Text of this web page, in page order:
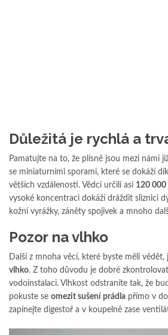
Důležitá je rychlá a
Pamatujte na to, že plísně jsou mezi námi
se miniaturními sporami, které se dokáží
větších vzdáleností. Vědci určili asi 120
vysoké koncentraci dokáží dráždit sliznici
kožní vyrážky, záněty spojivek a mnoho
Pozor na vlhko
Další z mnoha věcí, které byste měli vědět,
vlhko. Z toho důvodu je dobré
vodoinstalaci. Vlhkost odstraníte tak, že
pokuste se omezit sušení prádla přímo v
zapínejte digestoř a v koupelně zase